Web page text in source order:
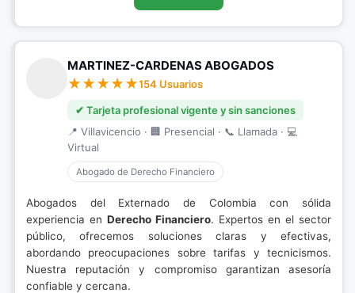
MARTINEZ-CARDENAS ABOGADOS
154 Usuarios
✔ Tarjeta profesional vigente y sin sanciones
📍 Villavicencio · 🏢 Presencial · 📞 Llamada · 💻
Virtual
Abogado de Derecho Financiero
Abogados del Externado de Colombia con sólida
experiencia en Derecho Financiero. Expertos en el sector
público, ofrecemos soluciones claras y efectivas,
abordando preocupaciones sobre tarifas y tecnicismos.
Nuestra reputación y compromiso garantizan asesoría
confiable y cercana.